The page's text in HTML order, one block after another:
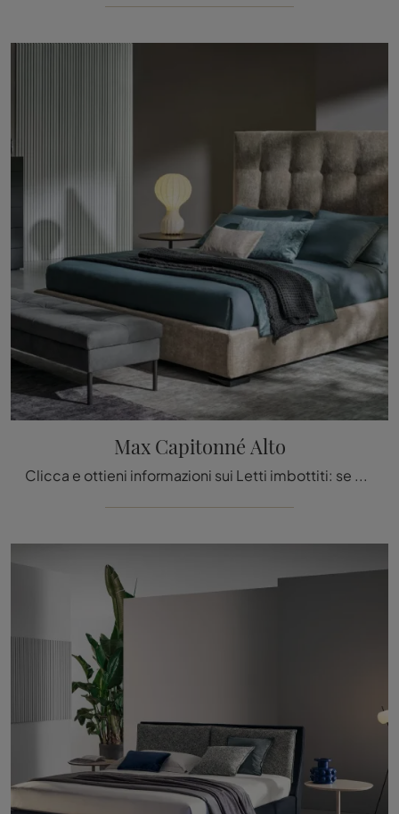
Max Capitonné Alto
Clicca e ottieni informazioni sui Letti imbottiti: se cerchi modelli matrimoniali moderni, il modello Max Capitonné Alto Twils fa al caso tuo.